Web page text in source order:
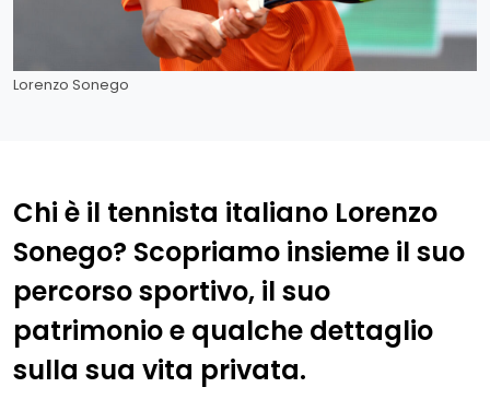
Lorenzo Sonego
Chi è il tennista italiano Lorenzo
Sonego? Scopriamo insieme il suo
percorso sportivo, il suo
patrimonio e qualche dettaglio
sulla sua vita privata.